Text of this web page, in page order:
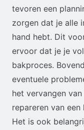
tevoren een
zorgen dat je alle
hand hebt. Dit
ervoor dat je je
bakproces.
eventuele
het vervangen
repareren van
Het is ook